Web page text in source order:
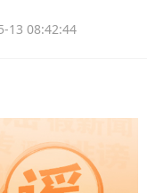
13 08:42:44